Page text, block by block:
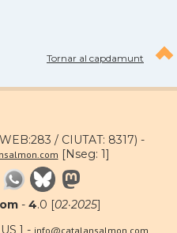
Tornar al capdamunt
/ CIUTAT: 8317) -
[Nseg: 1]
- 4.0 [02·2025]
US ] - info@catalansalmon.com